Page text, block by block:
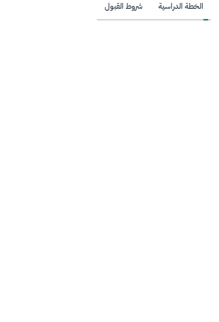
الخطة الدراسية شروط القبول